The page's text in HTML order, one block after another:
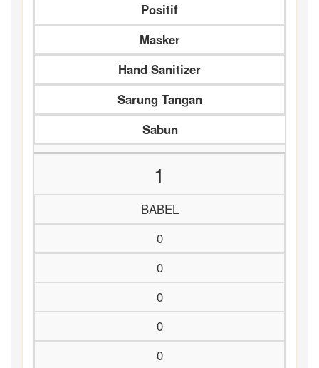
Positif
Masker
Hand Sanitizer
Sarung Tangan
Sabun
1
BABEL
0
0
0
0
0